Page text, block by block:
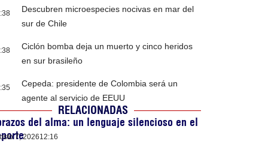
Descubren microespecies nocivas en mar del
sur de Chile
Ciclón bomba deja un muerto y cinco heridos
en sur brasileño
Cepeda: presidente de Colombia será un
agente al servicio de EEUU
RELACIONADAS
del alma: un lenguaje silencioso en el
7, 202612:16